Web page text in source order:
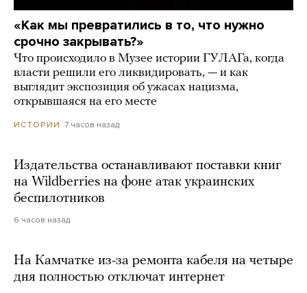
«Как мы превратились в то, что нужно
срочно закрывать?»
Что происходило в Музее истории ГУЛАГа, когда
власти решили его ликвидировать, — и как
выглядит экспозиция об ужасах нацизма,
открывшаяся на его месте
ИСТОРИИ 7 часов назад
Издательства останавливают поставки книг
на Wildberries на фоне атак украинских
беспилотников
6 часов назад
На Камчатке из-за ремонта кабеля на четыре
дня полностью отключат интернет